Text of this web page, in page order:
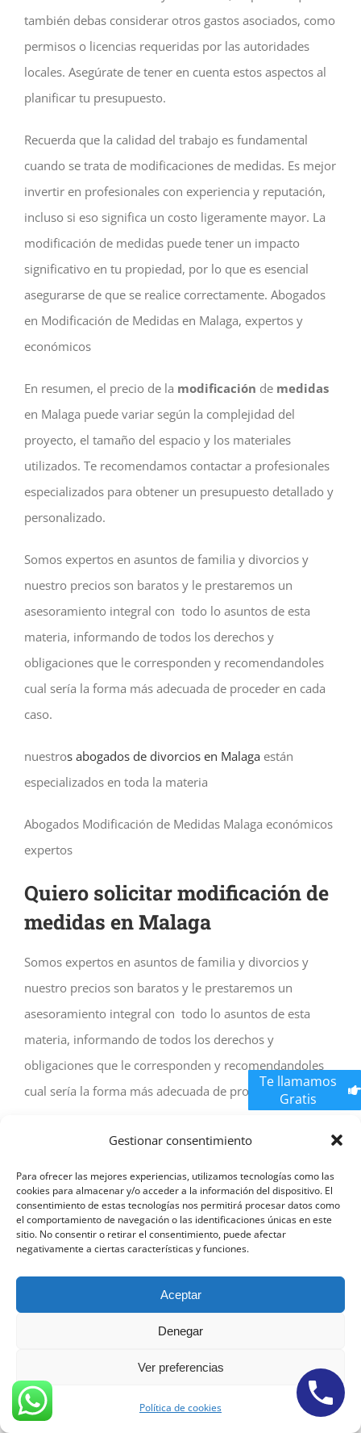
Gestionar consentimiento
Para ofrecer las mejores experiencias, utilizamos tecnologías como las
cookies para almacenar y/o acceder a la información del dispositivo. El
consentimiento de estas tecnologías nos permitirá procesar datos como
el comportamiento de navegación o las identificaciones únicas en este
sitio. No consentir o retirar el consentimiento, puede afectar
negativamente a ciertas características y funciones.
Aceptar
Denegar
Ver preferencias
Política de cookies
también debas considerar otros gastos asociados, como
permisos o licencias requeridas por las autoridades
locales. Asegúrate de tener en cuenta estos aspectos al
planificar tu presupuesto.
Recuerda que la calidad del trabajo es fundamental
cuando se trata de modificaciones de medidas. Es mejor
invertir en profesionales con experiencia y reputación,
incluso si eso significa un costo ligeramente mayor. La
modificación de medidas puede tener un impacto
significativo en tu propiedad, por lo que es esencial
asegurarse de que se realice correctamente. Abogados
en Modificación de Medidas en Malaga, expertos y
económicos
En resumen, el precio de la modificación de medidas
en Malaga puede variar según la complejidad del
proyecto, el tamaño del espacio y los materiales
utilizados. Te recomendamos contactar a profesionales
especializados para obtener un presupuesto detallado y
personalizado.
Somos expertos en asuntos de familia y divorcios y
nuestro precios son baratos y le prestaremos un
asesoramiento integral con todo lo asuntos de esta
materia, informando de todos los derechos y
obligaciones que le corresponden y recomendandoles
cual sería la forma más adecuada de proceder en cada
caso.
nuestros abogados de divorcios en Malaga están
especializados en toda la materia
Abogados Modificación de Medidas Malaga económicos
expertos
Quiero solicitar modificación de
medidas en Malaga
Somos expertos en asuntos de familia y divorcios y
nuestro precios son baratos y le prestaremos un
asesoramiento integral con todo lo asuntos de esta
materia, informando de todos los derechos y
obligaciones que le corresponden y recomendandoles
cual sería la forma más adecuada de proceder en cada
especializados en toda la materia
Abogados ABM
Abogados Modificación de Medidas Madrid Abogados
Modificación de Medidas Barcelona
Abogados Modificación de Medidas Sevilla Abogados
Modificación de Medidas Bilbao
Te llamamos
Gratis